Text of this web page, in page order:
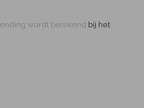
wordt berekend bij het